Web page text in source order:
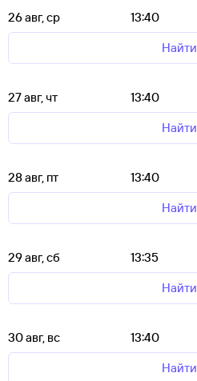
26 авг, ср 13:40
Найти
27 авг, чт 13:40
Найти
28 авг, пт 13:40
Найти
29 авг, сб 13:35
Найти
30 авг, вс 13:40
Найти